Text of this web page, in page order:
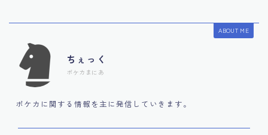
ABOUT ME
ちぇっく
ポケカまにあ
ポケカに関する情報を主に発信していきます。